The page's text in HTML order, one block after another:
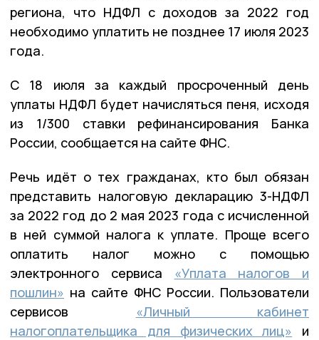
региона, что НДФЛ с доходов за 2022 год
необходимо уплатить не позднее 17 июля 2023
года.
С 18 июля за каждый просроченный день
уплаты НДФЛ будет начисляться пеня, исходя
из 1/300 ставки рефинансирования Банка
России, сообщается на сайте ФНС.
Речь идёт о тех гражданах, кто был обязан
представить налоговую декларацию 3-НДФЛ
за 2022 год до 2 мая 2023 года с исчисленной
в ней суммой налога к уплате. Проще всего
оплатить налог можно с помощью
электронного сервиса «Уплата налогов и
пошлин» на сайте ФНС России. Пользователи
сервисов «Личный кабинет
налогоплательщика для физических лиц» и